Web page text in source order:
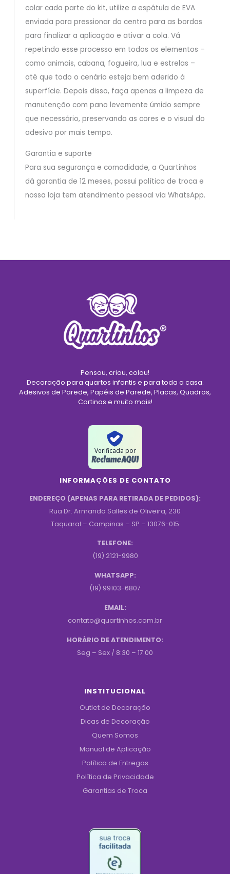
colar cada parte do kit, utilize a espátula de EVA
enviada para pressionar do centro para as bordas
para finalizar a aplicação e ativar a cola. Vá
repetindo esse processo em todos os elementos –
como animais, cabana, fogueira, lua e estrelas –
até que todo o cenário esteja bem aderido à
superfície. Depois disso, faça apenas a limpeza de
manutenção com pano levemente úmido sempre
que necessário, preservando as cores e o visual do
adesivo por mais tempo.
Garantia e suporte
Para sua segurança e comodidade, a Quartinhos
dá garantia de 12 meses, possui política de troca e
nossa loja tem atendimento pessoal via WhatsApp.
Pensou, criou, colou!
Decoração para quartos infantis e para toda a casa.
Adesivos de Parede, Papéis de Parede, Placas, Quadros,
Cortinas e muito mais!
Verificada por
INFORMAÇÕES DE CONTATO
ENDEREÇO (APENAS PARA RETIRADA DE PEDIDOS):
Rua Dr. Armando Salles de Oliveira, 230
Taquaral – Campinas – SP – 13076-015
TELEFONE:
(19) 2121-9980
WHATSAPP:
(19) 99103-6807
EMAIL:
contato@quartinhos.com.br
HORÁRIO DE ATENDIMENTO:
Seg – Sex / 8:30 – 17:00
INSTITUCIONAL
Outlet de Decoração
Dicas de Decoração
Quem Somos
Manual de Aplicação
Política de Entregas
Política de Privacidade
Garantias de Troca